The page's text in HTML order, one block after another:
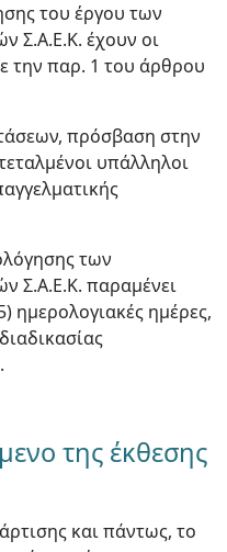
του έργου των
Σ.Α.Ε.Κ. έχουν οι
την παρ. 1 του άρθρου
πρόσβαση στην
υπάλληλοι
των
Σ.Α.Ε.Κ. παραμένει
ημερολογιακές ημέρες,
της έκθεσης
και πάντως, το